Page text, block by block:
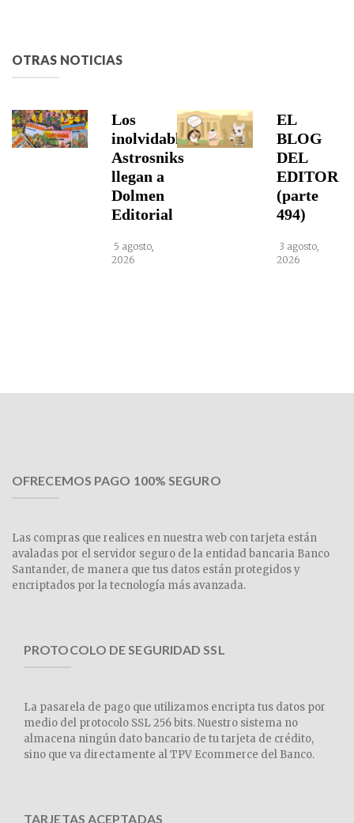
OTRAS NOTICIAS
Los
inolvidables
Astrosniks
llegan a
Dolmen
Editorial
5 agosto,
2026
EL
BLOG
DEL
EDITOR
(parte
494)
3 agosto,
2026
OFRECEMOS PAGO 100% SEGURO
Las compras que realices en nuestra web con tarjeta están
avaladas por el servidor seguro de la entidad bancaria Banco
Santander, de manera que tus datos están protegidos y
encriptados por la tecnología más avanzada.
PROTOCOLO DE SEGURIDAD SSL
La pasarela de pago que utilizamos encripta tus datos por
medio del protocolo SSL 256 bits. Nuestro sistema no
almacena ningún dato bancario de tu tarjeta de crédito,
sino que va directamente al TPV Ecommerce del Banco.
TARJETAS ACEPTADAS